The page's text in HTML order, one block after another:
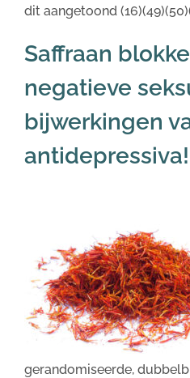
dit aangetoond
Saffraan
negatieve
bijwerkingen
antidepressiva!
gerandomiseerde,